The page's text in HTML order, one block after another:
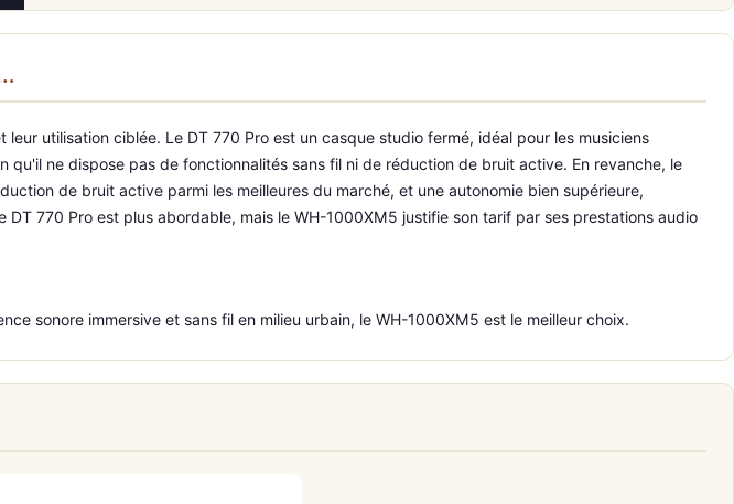
utilisation ciblée. Le DT 770 Pro est un casque studio fermé, idéal pour les musiciens
ne dispose pas de fonctionnalités sans fil ni de réduction de bruit active. En revanche, le
de bruit active parmi les meilleures du marché, et une autonomie bien supérieure,
770 Pro est plus abordable, mais le WH-1000XM5 justifie son tarif par ses prestations audio
sonore immersive et sans fil en milieu urbain, le WH-1000XM5 est le meilleur choix.